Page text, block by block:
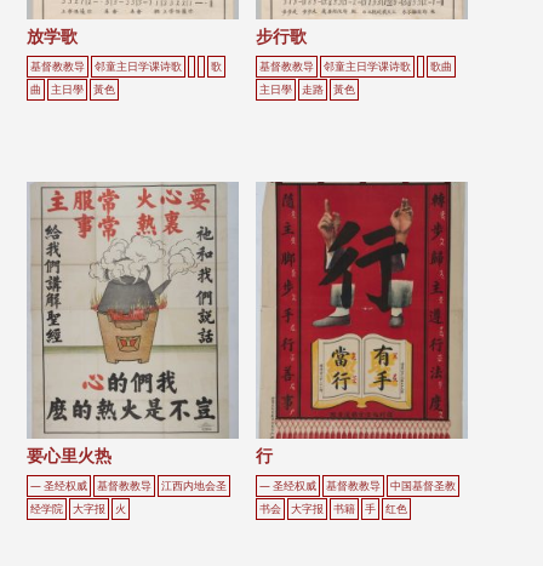
放学歌
基督教教导 邻童主日学课诗歌
歌
曲
主日學 黃色
步行歌
基督教教导 邻童主日学课诗歌
歌曲
主日學
走路 黃色
要心里火热
— 圣经权威 基督教教导
江西内地会圣
经学院
大字报 火
行
— 圣经权威 基督教教导
中国基督圣教
书会
大字报 书籍 手 红色